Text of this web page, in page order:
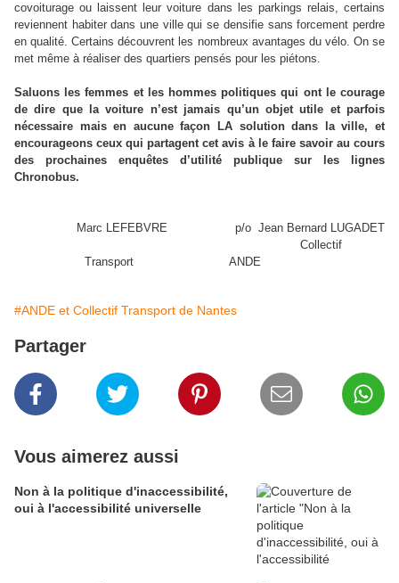
covoiturage ou laissent leur voiture dans les parkings relais, certains
reviennent habiter dans une ville qui se densifie sans forcement perdre
en qualité. Certains découvrent les nombreux avantages du vélo. On se
met même à réaliser des quartiers pensés pour les piétons.
Saluons les femmes et les hommes politiques qui ont le courage
de dire que la voiture n’est jamais qu’un objet utile et parfois
nécessaire mais en aucune façon LA solution dans la ville, et
encourageons ceux qui partagent cet avis à le faire savoir au cours
des prochaines enquêtes d’utilité publique sur les lignes
Chronobus.
Marc LEFEBVRE p/o Jean Bernard LUGADET
Collectif
Transport ANDE
#ANDE et Collectif Transport de Nantes
Partager
Vous aimerez aussi
Non à la politique d'inaccessibilité,
oui à l'accessibilité universelle